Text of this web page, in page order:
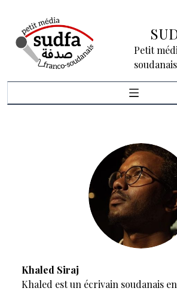
Petit
soudanais
Khaled Siraj
Khaled est un écrivain soudanais